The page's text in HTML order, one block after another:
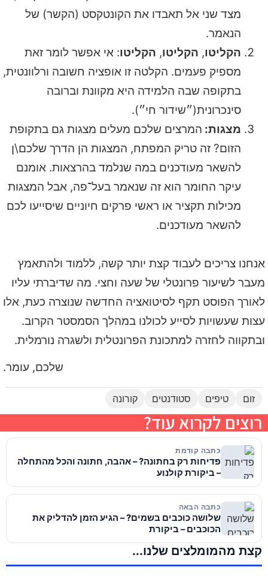
מצד שני אל תאבדו את הקונטקסט (הקשר) של
הנאמר.
הקליטו, הקליטו, הקליטו: אי אפשר לומר זאת
מספיק פעמים. הקלטה זו אופציה חשובה ורלוונטית,
בתקופה שבה הלמידה היא מקוונת וברובה
סינכרונית(״שידור חי״).
מצגות: המרצים שלכם מעלים מצגות גם בתקופת
הזום? זה טריק המפתח, המצגות הן הדרך שלכם\ן
להשאר מעודכנים במה שנלמד בהרצאות. אומנם
עיקר החומר הוא זה שנאמר בעל־פה, אבל המצגות
מכילות תקציר או ראשי פרקים חיוניים שיסייעו לכם
להשאר מעודכנים.
אנחנו צריכים לעבוד קצת יותר קשה, ללמוד ולהתאמץ
מעבר לשיעור פרונטלי של שעה וחצי. מה שדיברתי עליו
לאורך הפוסט תקף לסיטואציה החדשה שנוצרה כעת, אלו
עצות שעשויות לסייע לכולנו במהלך הסמסטר הקרוב.
ובתקווה לחזרה למתכונת הפרונטלית ולשגרה נורמלית.
שלכם, עומר.
זום טיפים סטודנטים קורונה
רוצים לקרוא עוד?
כתבה קודמת
פדיחות רק בחתונה? – אהבה, חתונה והכל מהתחלה
– ביקורת קולנוע
כתבה הבאה
שלושה כוכבים בשמים? – הגיע הזמן להדליק את
הכוכבים – ביקורת
קצת מהמומלצים שלנו...